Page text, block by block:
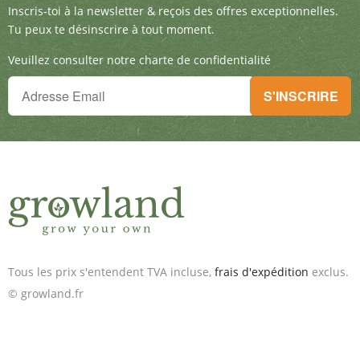
Inscris-toi à la newsletter & reçois des offres
Inscris-toi à la newsletter & reçois des offres exceptionnelles.
Tu peux te désinscrire à tout moment.
Veuillez consulter notre charte de confidentialité
Tu ne peux plus rien manquer !
Inscris-toi à la newsletter & reçois des offres exceptionnelles.
S'INSCRIRE
Tous les prix s'entendent TVA incluse, frais d'expédition exclus.
© growland.fr